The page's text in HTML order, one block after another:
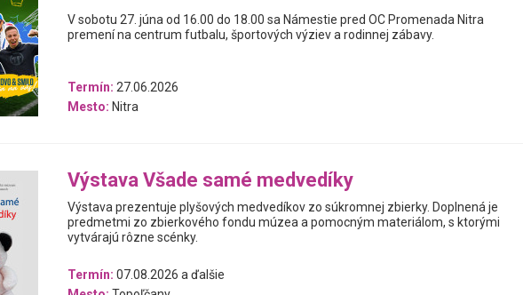
V sobotu 27. júna od 16.00 do 18.00 sa Námestie pred OC Promenada Nitra
premení na centrum futbalu, športových výziev a rodinnej zábavy.
Termín: 27.06.2026
Mesto: Nitra
Výstava Všade samé medvedíky
Výstava prezentuje plyšových medvedíkov zo súkromnej zbierky. Doplnená je
predmetmi zo zbierkového fondu múzea a pomocným materiálom, s ktorými
vytvárajú rôzne scénky.
Termín: 07.08.2026 a ďalšie